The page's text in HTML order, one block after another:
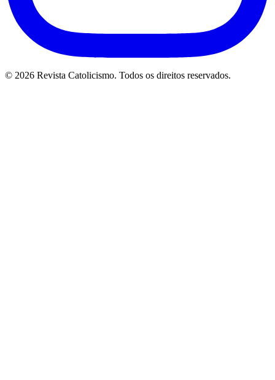
© 2026 Revista Catolicismo. Todos os direitos reservados.